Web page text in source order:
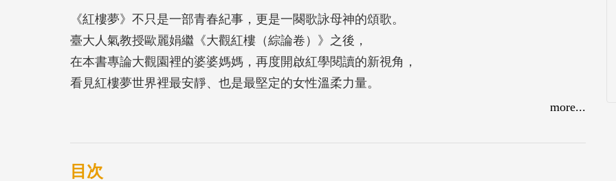
《紅樓夢》不只是一部青春紀事，更是一闋歌詠母神的頌歌。
臺大人氣教授歐麗娟繼《大觀紅樓（綜論卷）》之後，
在本書專論大觀園裡的婆婆媽媽，再度開啟紅學閱讀的新視角，
看見紅樓夢世界裡最安靜、也是最堅定的女性溫柔力量。
血肉，處處散發著女兒的芳香，那麼隱身幕後的母性人物就是推動生命之輪的力量來源，是羽
翼眾生的慈悲母神。
more...
目次